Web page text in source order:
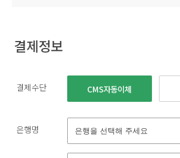
결제정보
결제수단 CMS자동이체
은행명